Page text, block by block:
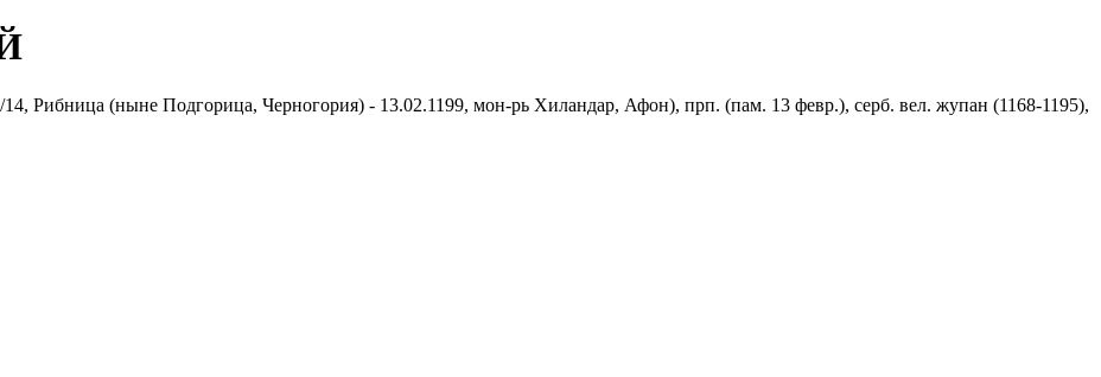
Рибница (ныне Подгорица, Черногория) - 13.02.1199, мон-рь Хиландар, Афон), прп. (пам. 13 февр.), серб. вел. жупан (1168-1195),